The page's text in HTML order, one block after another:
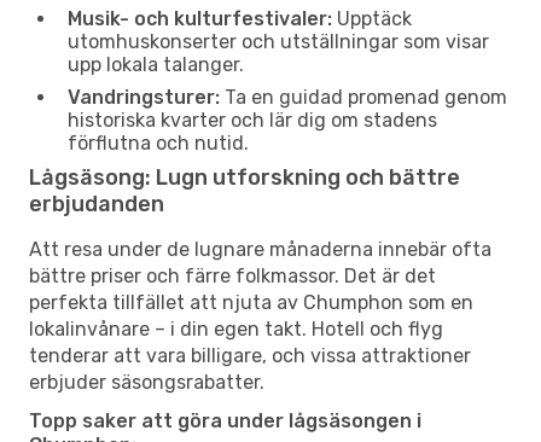
Musik- och kulturfestivaler: Upptäck
utomhuskonserter och utställningar som visar
upp lokala talanger.
Vandringsturer: Ta en guidad promenad genom
historiska kvarter och lär dig om stadens
förflutna och nutid.
Lågsäsong: Lugn utforskning och bättre
erbjudanden
Att resa under de lugnare månaderna innebär ofta
bättre priser och färre folkmassor. Det är det
perfekta tillfället att njuta av Chumphon som en
lokalinvånare – i din egen takt. Hotell och flyg
tenderar att vara billigare, och vissa attraktioner
erbjuder säsongsrabatter.
Topp saker att göra under lågsäsongen i